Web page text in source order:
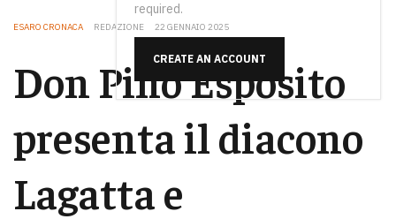
required.
CREATE AN ACCOUNT
ESARO CRONACA REDAZIONE 22 GENNAIO 2025
Don Pino Esposito
presenta il diacono
Lagatta e